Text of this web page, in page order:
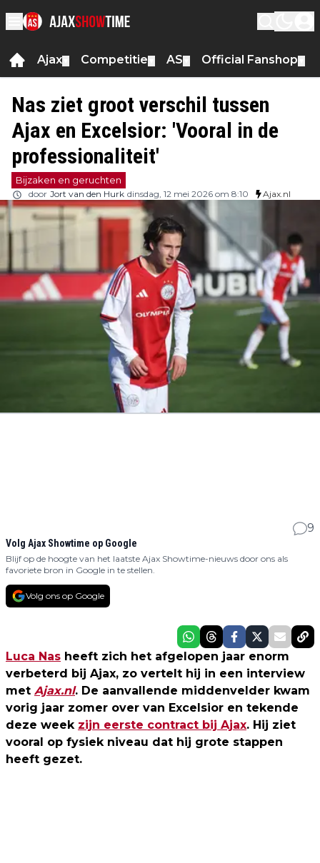
Ajax Competitie AS Official Fanshop
Nas ziet groot verschil tussen
Ajax en Excelsior: 'Vooral in de
professionaliteit'
Bijzaken en geruchten
door Jort van den Hurk dinsdag, 12 mei 2026 om 8:10 Ajax.nl
9
Volg Ajax Showtime op Google
Blijf op de hoogte van het laatste Ajax Showtime-nieuws door ons als
favoriete bron in Google in te stellen.
Volg ons op Google
Luca Nas heeft zich het afgelopen jaar enorm
verbeterd bij Ajax, zo vertelt hij in een interview
met Ajax.nl. De aanvallende middenvelder kwam
vorig jaar zomer over van Excelsior en tekende
deze week zijn eerste contract bij Ajax. Hij ziet
vooral op fysiek niveau dat hij grote stappen
heeft gezet.